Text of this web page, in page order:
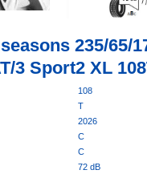
235/65/
3 Sport2 XL
108
T
2026
C
C
72 dB